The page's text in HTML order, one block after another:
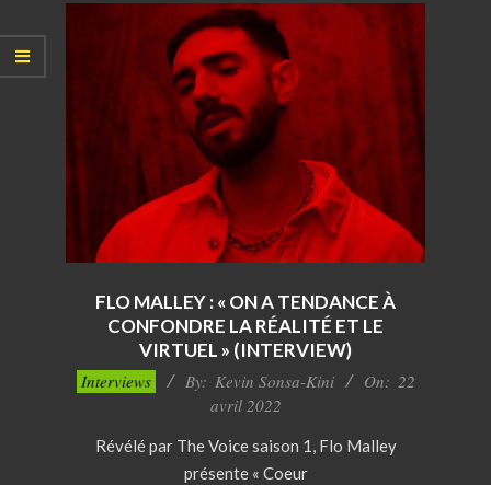
FLO MALLEY : « ON A TENDANCE À
CONFONDRE LA RÉALITÉ ET LE
VIRTUEL » (INTERVIEW)
2022-
Interviews By: Kevin Sonsa-Kini On: 22
avril 2022
Révélé par The Voice saison 1, Flo Malley
présente « Coeur